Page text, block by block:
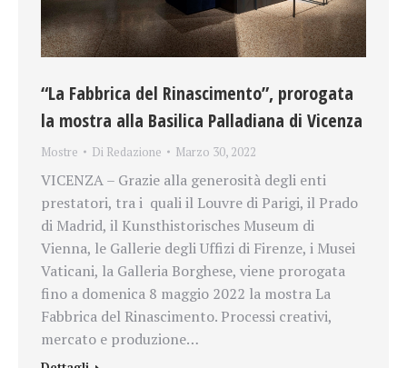
“La Fabbrica del Rinascimento”, prorogata
la mostra alla Basilica Palladiana di Vicenza
Mostre Di Redazione Marzo 30, 2022
VICENZA – Grazie alla generosità degli enti
prestatori, tra i quali il Louvre di Parigi, il Prado
di Madrid, il Kunsthistorisches Museum di
Vienna, le Gallerie degli Uffizi di Firenze, i Musei
Vati­cani, la Galleria Borghese, viene prorogata
fino a domenica 8 maggio 2022 la mostra La
Fabbrica del Rinascimento. Processi creativi,
mercato e produzione…